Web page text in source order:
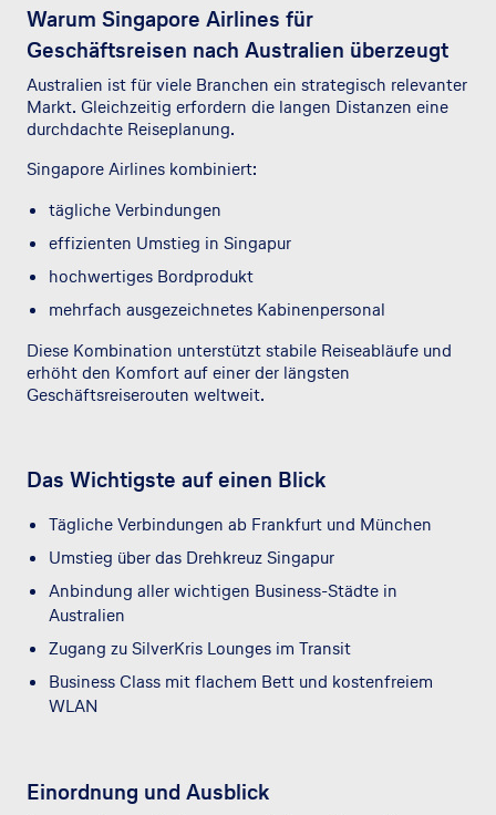
Warum Singapore Airlines für
Geschäftsreisen nach Australien überzeugt
Australien ist für viele Branchen ein strategisch relevanter
Markt. Gleichzeitig erfordern die langen Distanzen eine
durchdachte Reiseplanung.
Singapore Airlines kombiniert:
tägliche Verbindungen
effizienten Umstieg in Singapur
hochwertiges Bordprodukt
mehrfach ausgezeichnetes Kabinenpersonal
Diese Kombination unterstützt stabile Reiseabläufe und
erhöht den Komfort auf einer der längsten
Geschäftsreiserouten weltweit.
Das Wichtigste auf einen Blick
Tägliche Verbindungen ab Frankfurt und München
Umstieg über das Drehkreuz Singapur
Anbindung aller wichtigen Business-Städte in
Australien
Zugang zu SilverKris Lounges im Transit
Business Class mit flachem Bett und kostenfreiem
WLAN
Einordnung und Ausblick